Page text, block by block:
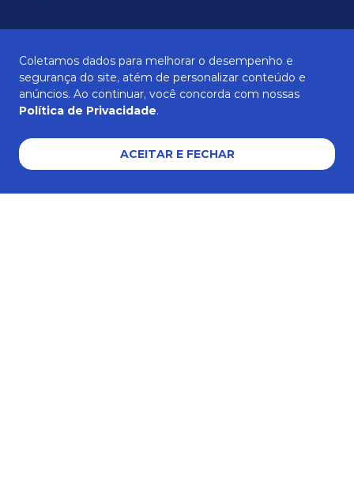
ATENDIMENTO
AJUDA E SUPORTE
Coletamos dados para melhorar o desempenho e
segurança do site, atém de personalizar conteúdo e
anúncios. Ao continuar, você concorda com nossas
Política de Privacidade.
ACEITAR E FECHAR